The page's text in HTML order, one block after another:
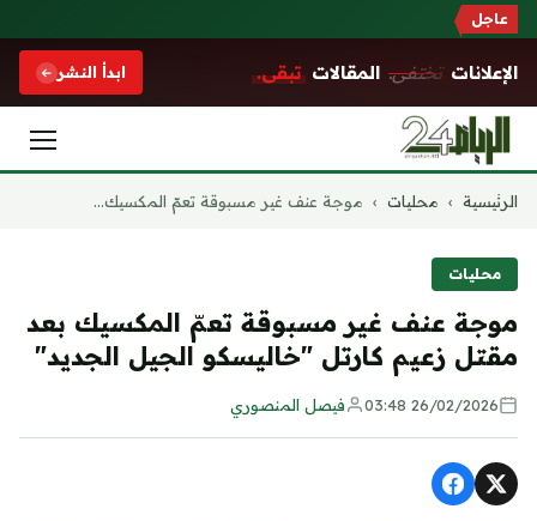
عاجل
الإعلانات تختفي. المقالات تبقى. ابدأ النشر
التجاوز
الرئيسية › محليات › موجة عنف غير مسبوقة تعمّ المكسيك...
محليات
موجة عنف غير مسبوقة تعمّ المكسيك بعد
مقتل زعيم كارتل "خاليسكو الجيل الجديد"
26/02/2026 03:48 فيصل المنصوري